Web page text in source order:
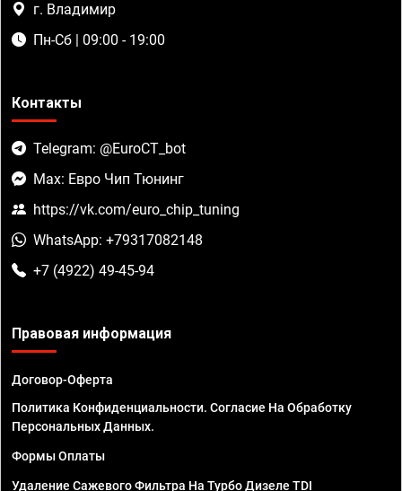
г. Владимир
Пн-Сб | 09:00 - 19:00
Контакты
Telegram: @EuroCT_bot
Max: Евро Чип Тюнинг
https://vk.com/euro_chip_tuning
WhatsApp: +79317082148
+7 (4922) 49-45-94
Правовая информация
Договор-Оферта
Политика Конфиденциальности. Согласие На Обработку
Персональных Данных.
Формы Оплаты
Удаление Сажевого Фильтра На Турбо Дизеле TDI